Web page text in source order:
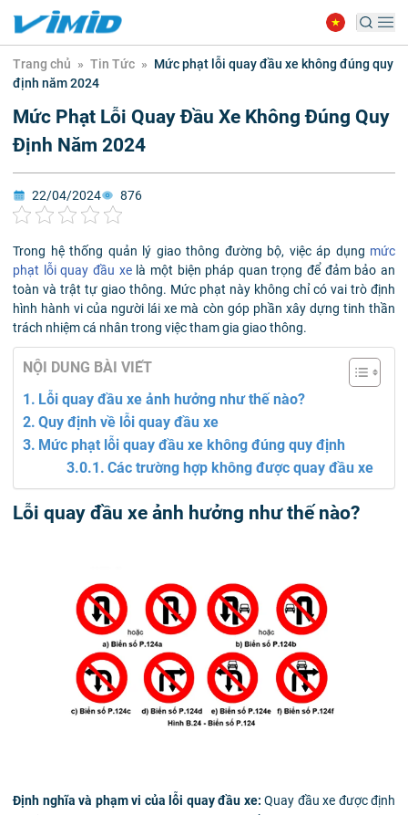
Trang chủ » Tin Tức » Mức phạt lỗi quay đầu xe không đúng quy
định năm 2024
Mức Phạt Lỗi Quay Đầu Xe Không Đúng Quy
Định Năm 2024
22/04/2024 876
Trong hệ thống quản lý giao thông đường bộ, việc áp dụng mức
phạt lỗi quay đầu xelà một biện pháp quan trọng để đảm bảo an
toàn và trật tự giao thông. Mức phạt này không chỉ có vai trò định
hình hành vi của người lái xe mà còn góp phần xây dựng tinh thần
trách nhiệm cá nhân trong việc tham gia giao thông.
NỘI DUNG BÀI VIẾT
Lỗi quay đầu xe ảnh hưởng như thế nào?
Quy định về lỗi quay đầu xe
Mức phạt lỗi quay đầu xe không đúng quy định
Các trường hợp không được quay đầu xe
Lỗi quay đầu xe ảnh hưởng như thế nào?
Định nghĩa và phạm vi của lỗi quay đầu xe: Quay đầu xe được định